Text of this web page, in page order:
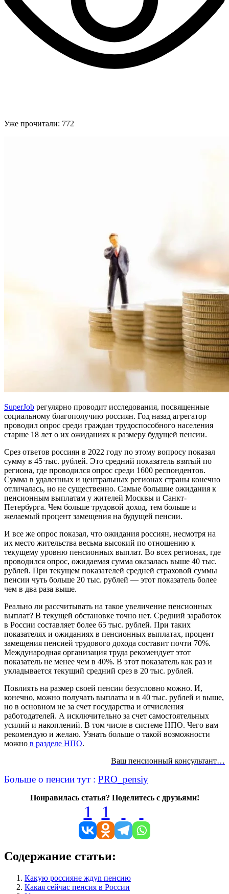
Уже прочитали: 772
SuperJob регулярно проводит исследования, посвященные
социальному благополучию россиян. Год назад агрегатор
проводил опрос среди граждан трудоспособного населения
старше 18 лет о их ожиданиях к размеру будущей пенсии.
Срез ответов россиян в 2022 году по этому вопросу показал
сумму в 45 тыс. рублей. Это средний показатель взятый по
региона, где проводился опрос среди 1600 респондентов.
Сумма в удаленных и центральных регионах страны конечно
отличалась, но не существенно. Самые большие ожидания к
пенсионным выплатам у жителей Москвы и Санкт-
Петербурга. Чем больше трудовой доход, тем больше и
желаемый процент замещения на будущей пенсии.
И все же опрос показал, что ожидания россиян, несмотря на
их место жительства весьма высокий по отношению к
текущему уровню пенсионных выплат. Во всех регионах, где
проводился опрос, ожидаемая сумма оказалась выше 40 тыс.
рублей. При текущем показателей средней страховой суммы
пенсии чуть больше 20 тыс. рублей — этот показатель более
чем в два раза выше.
Реально ли рассчитывать на такое увеличение пенсионных
выплат? В текущей обстановке точно нет. Средний заработок
в России составляет более 65 тыс. рублей. При таких
показателях и ожиданиях в пенсионных выплатах, процент
замещения пенсией трудового дохода составит почти 70%.
Международная организация труда рекомендует этот
показатель не менее чем в 40%. В этот показатель как раз и
укладывается текущий средний срез в 20 тыс. рублей.
Повлиять на размер своей пенсии безусловно можно. И,
конечно, можно получать выплаты и в 40 тыс. рублей и выше,
но в основном не за счет государства и отчисления
работодателей. А исключительно за счет самостоятельных
усилий и накоплений. В том числе в системе НПО. Чего вам
рекомендую и желаю. Узнать больше о такой возможности
можно в разделе НПО.
Ваш пенсионный консультант…
Больше о пенсии тут : PRO_pensiy
Понравилась статья? Поделитесь с друзьями!
1 1
Содержание статьи:
Какую россияне ждуn пенсию
Какая сейчас пенсия в России